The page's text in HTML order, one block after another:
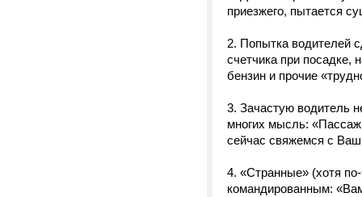
приезжего, пытается
2. Попытка водителей
счетчика при посадке,
бензин и прочие
3. Зачастую водитель
многих мысль:
сейчас свяжемся с
4. «Странные» (хотя
командированным: